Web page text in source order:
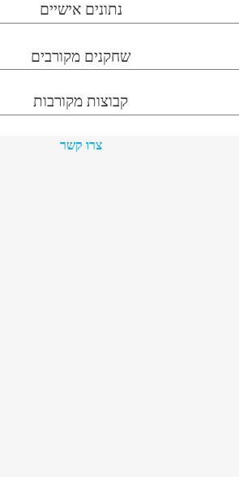
נתונים אישיים
שחקנים מקורבים
קבוצות מקורבות
צרו קשר